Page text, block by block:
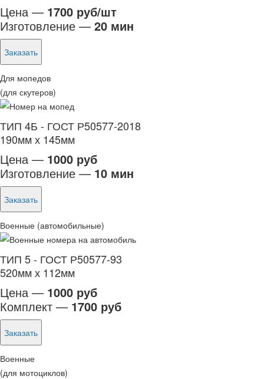
Цена — 1700 руб/шт
Изготовление — 20 мин
Заказать
Для мопедов
(для скутеров)
ТИП 4Б - ГОСТ Р50577-2018
190мм х 145мм
Цена — 1000 руб
Изготовление — 10 мин
Заказать
Военные (автомобильные)
ТИП 5 - ГОСТ Р50577-93
520мм х 112мм
Цена — 1000 руб
Комплект — 1700 руб
Заказать
Военные
(для мотоциклов)